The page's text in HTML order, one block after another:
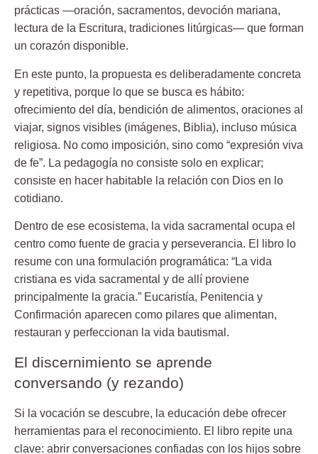
prácticas —oración, sacramentos, devoción mariana,
lectura de la Escritura, tradiciones litúrgicas— que forman
un corazón disponible.
En este punto, la propuesta es deliberadamente concreta
y repetitiva, porque lo que se busca es hábito:
ofrecimiento del día, bendición de alimentos, oraciones al
viajar, signos visibles (imágenes, Biblia), incluso música
religiosa. No como imposición, sino como “expresión viva
de fe”. La pedagogía no consiste solo en explicar;
consiste en hacer habitable la relación con Dios en lo
cotidiano.
Dentro de ese ecosistema, la vida sacramental ocupa el
centro como fuente de gracia y perseverancia. El libro lo
resume con una formulación programática: “La vida
cristiana es vida sacramental y de allí proviene
principalmente la gracia.” Eucaristía, Penitencia y
Confirmación aparecen como pilares que alimentan,
restauran y perfeccionan la vida bautismal.
El discernimiento se aprende
conversando (y rezando)
Si la vocación se descubre, la educación debe ofrecer
herramientas para el reconocimiento. El libro repite una
clave: abrir conversaciones confiadas con los hijos sobre